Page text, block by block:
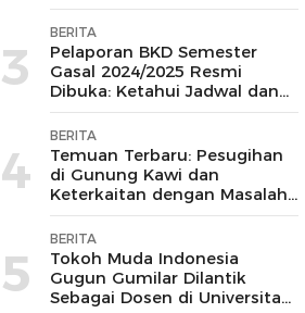
3
BERITA
Pelaporan BKD Semester
Gasal 2024/2025 Resmi
Dibuka: Ketahui Jadwal dan
Prosesnya
4
BERITA
Temuan Terbaru: Pesugihan
di Gunung Kawi dan
Keterkaitan dengan Masalah
Kesehatan Mental
5
BERITA
Tokoh Muda Indonesia
Gugun Gumilar Dilantik
Sebagai Dosen di Universitas